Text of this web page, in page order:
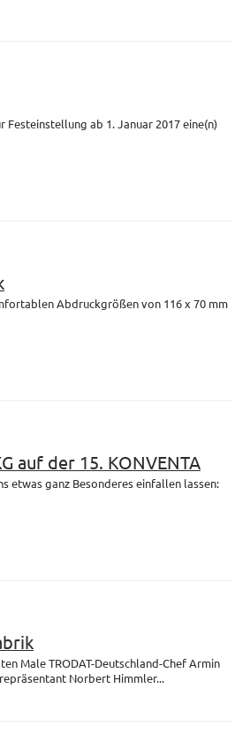
ab 1. Januar 2017 eine(n)
Abdruckgrößen von 116 x 70 mm
auf der 15. KONVENTA
etwas ganz Besonderes einfallen lassen:
Male TRODAT-Deutschland-Chef Armin
Norbert Himmler...